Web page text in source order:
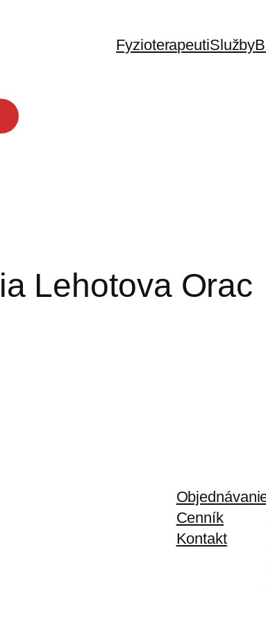
FyzioterapeutiSlužby
Lehotova Orac
Cenník
Kontakt